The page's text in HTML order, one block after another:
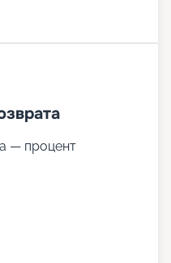
— процент